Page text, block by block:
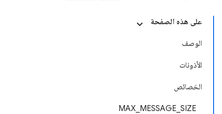
على هذه الصفحة
الوصف
الأذونات
الخصائص
MAX_MESSAGE_SIZE